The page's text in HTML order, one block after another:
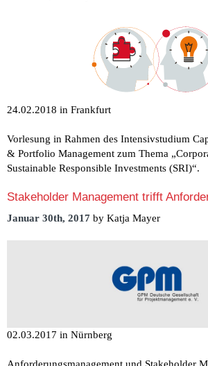
24.02.2018 in Frankfurt
Vorlesung in Rahmen des Intensivstudium
& Portfolio Management zum Thema
Sustainable Responsible Investments (SRI)“.
Stakeholder Management trifft
Januar 30th, 2017 by Katja Mayer
02.03.2017 in Nürnberg